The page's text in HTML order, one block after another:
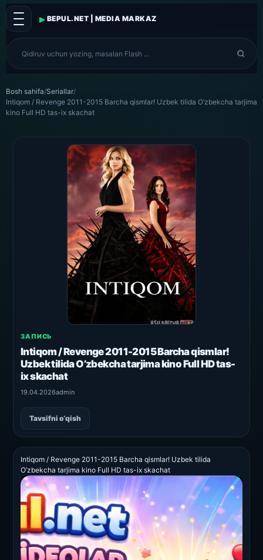
▸ BEPUL.NET | MEDIA MARKAZ
Bosh sahifa/Seriallar/
Intiqom / Revenge 2011-2015 Barcha qismlar! Uzbek tilida O’zbekcha tarjima
kino Full HD tas-ix skachat
ЗАПИСЬ
Intiqom / Revenge 2011-2015 Barcha qismlar!
Uzbek tilida O’zbekcha tarjima kino Full HD tas-
ix skachat
19.04.2026admin
Tavsifni o‘qish
Intiqom / Revenge 2011-2015 Barcha qismlar! Uzbek tilida
O’zbekcha tarjima kino Full HD tas-ix skachat